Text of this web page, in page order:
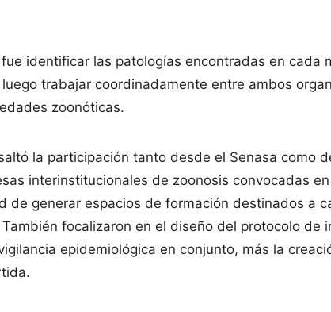
identificar las patologías encontradas en cada
trabajar coordinadamente entre ambos
zoonóticas.
la participación tanto desde el Senasa como
interinstitucionales de zoonosis convocadas
de generar espacios de formación destinados a
focalizaron en el diseño del protocolo de
epidemiológica en conjunto, más la